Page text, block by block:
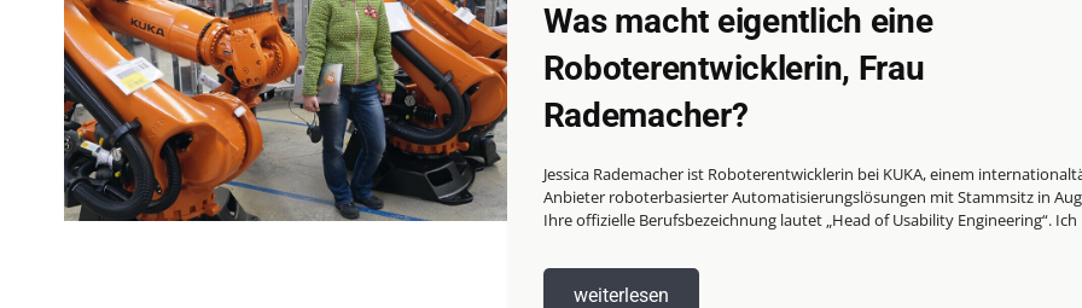
Was macht eigentlich eine
Roboterentwicklerin, Frau
Rademacher?
Jessica Rademacher ist Roboterentwicklerin bei KUKA, einem
Anbieter roboterbasierter Automatisierungslösungen mit Stammsitz in
Ihre offizielle Berufsbezeichnung lautet „Head of Usability Engineering“. Ich
weiterlesen